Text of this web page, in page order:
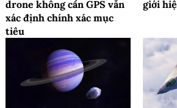
drone không cần GPS vẫn
xác định chính xác mục
tiêu
giới